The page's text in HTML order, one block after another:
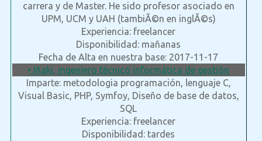
carrera y de Master. He sido profesor asociado en
UPM, UCM y UAH (tambiÃ©n en inglÃ©s)
Experiencia: freelancer
Disponibilidad: mañanas
Fecha de Alta en nuestra base: 2017-11-17
• Iñaki, ingeniero técnico informática de gestión
Imparte: metodologia programación, lenguaje C,
Visual Basic, PHP, Symfoy, Diseño de base de datos,
SQL
Experiencia: freelancer
Disponibilidad: tardes